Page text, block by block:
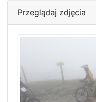
Przeglądaj zdjęcia